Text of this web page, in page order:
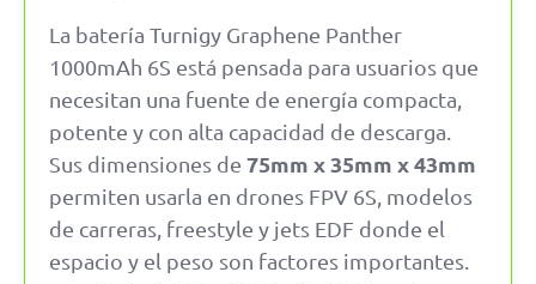
La batería Turnigy Graphene Panther
1000mAh 6S está pensada para usuarios que
necesitan una fuente de energía compacta,
potente y con alta capacidad de descarga.
Sus dimensiones de 75mm x 35mm x 43mm
permiten usarla en drones FPV 6S, modelos
de carreras, freestyle y jets EDF donde el
espacio y el peso son factores importantes.